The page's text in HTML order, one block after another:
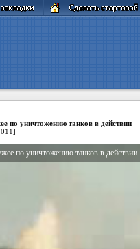
по уничтожению танков в действии
]
по уничтожению танков в действии